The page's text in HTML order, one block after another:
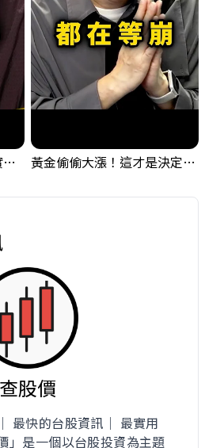
天天被9萬口空單嚇，其實你盯錯地方了｜Mr.Jimmy高志銘 #台股 #外資期貨 #融資 黃金偷偷大漲！這才是決定台股生死的「真風向球」！｜Mr.Jimmy高志銘 #黃金 #美元指數 #聯準會
查股價
最快的台股資訊｜ 最實用
」是一個以台股投資為主題